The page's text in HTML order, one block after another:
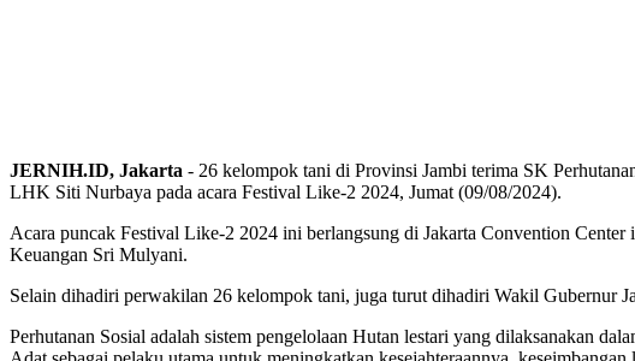
JERNIH.ID, Jakarta - 26 kelompok tani di Provinsi Jambi terima SK
LHK Siti Nurbaya pada acara Festival Like-2 2024, Jumat (09/08/2024).
Acara puncak Festival Like-2 2024 ini berlangsung di Jakarta Convention
Keuangan Sri Mulyani.
Selain dihadiri perwakilan 26 kelompok tani, juga turut dihadiri Wakil Gubernur
Perhutanan Sosial adalah sistem pengelolaan Hutan lestari yang dilaksanakan